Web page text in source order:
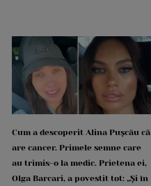
Cum a descoperit Alina Pușcău că
are cancer. Primele semne care
au trimis-o la medic. Prietena ei,
Olga Barcari, a povestit tot: „Și în